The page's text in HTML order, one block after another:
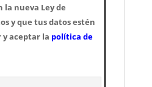
la nueva Ley de
y que tus datos estén
y aceptar la política de